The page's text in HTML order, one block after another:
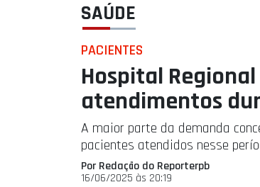
SAÚDE
PACIENTES
Hospital
atendimentos
A maior parte da demanda
pacientes atendidos nesse
Por Redação do Reporterpb
16/06/2025 às 20:19